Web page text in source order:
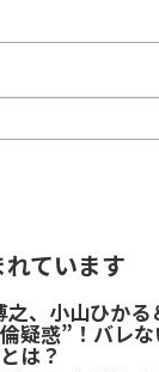
ています
之、小山ひかる
疑惑”！バレ
は？